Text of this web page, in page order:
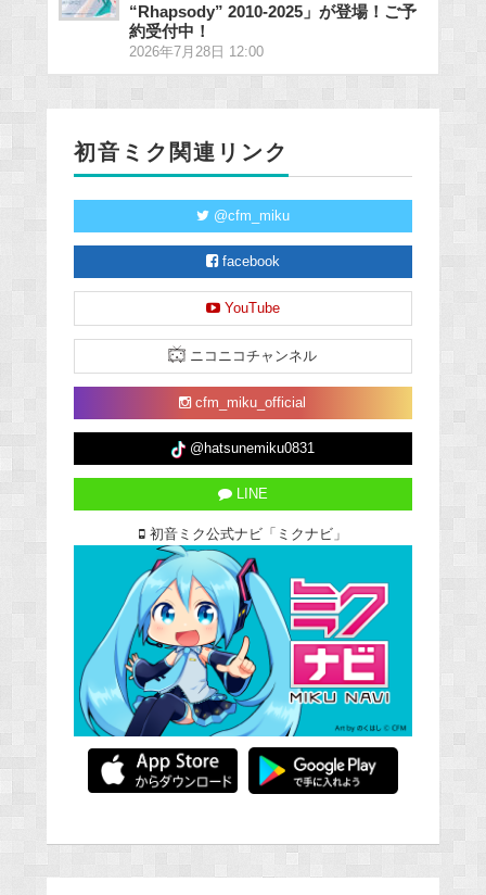
“Rhapsody” 2010-2025」が登場！ご予
約受付中！
2026年7月28日 12:00
初音ミク関連リンク
@cfm_miku
facebook
YouTube
ニコニコチャンネル
cfm_miku_official
@hatsunemiku0831
LINE
初音ミク公式ナビ「ミクナビ」